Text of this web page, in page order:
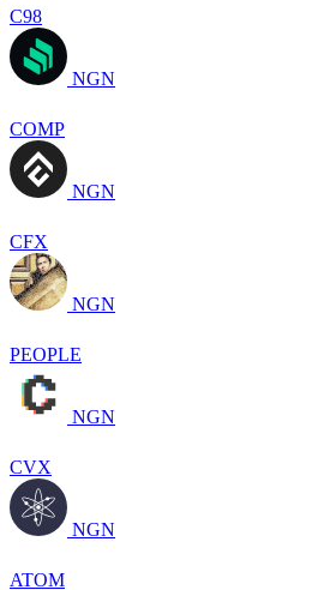
C98
NGN
COMP
NGN
CFX
NGN
PEOPLE
NGN
CVX
NGN
ATOM